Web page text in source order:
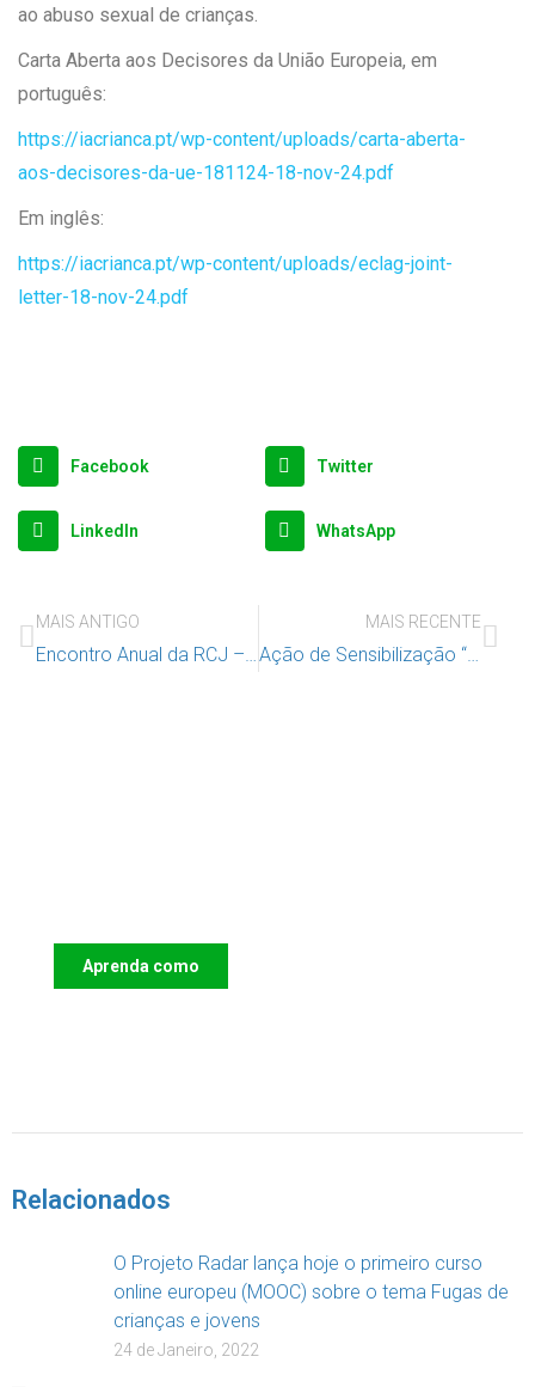
ao abuso sexual de crianças.
Carta Aberta aos Decisores da União Europeia, em
português:
https://iacrianca.pt/wp-content/uploads/carta-aberta-
aos-decisores-da-ue-181124-18-nov-24.pdf
Em inglês:
https://iacrianca.pt/wp-content/uploads/eclag-joint-
letter-18-nov-24.pdf
Facebook Twitter
LinkedIn WhatsApp
MAIS ANTIGO MAIS RECENTE
Aprenda como
Relacionados
O Projeto Radar lança hoje o primeiro curso
online europeu (MOOC) sobre o tema Fugas de
crianças e jovens
24 de Janeiro, 2022